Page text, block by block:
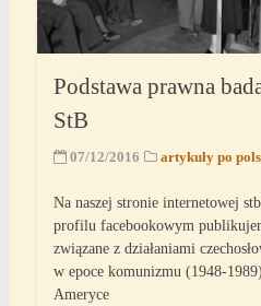
Podstawa prawna
StB
07/12/2016 artykuły po
Na naszej stronie internetowej
profilu facebookowym
związane z działaniami
w epoce komunizmu (1948-
Ameryce